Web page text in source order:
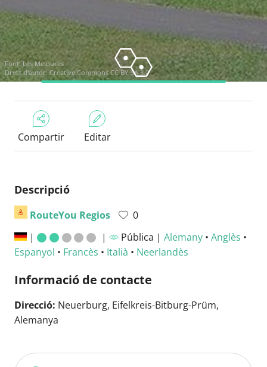
Font:Les Meloures
Drets d'autor: Creative Commons CC BY-SA 3.0
Compartir Editar
Descripció
RouteYou Regios
0
|
| Pública | Alemany• Anglès •
Espanyol • Francès • Italià • Neerlandès
Informació de contacte
Direcció: Neuerburg, Eifelkreis-Bitburg-Prüm,
Alemanya